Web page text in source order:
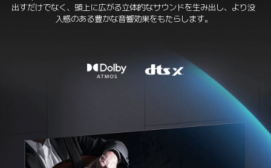
出すだけでなく、頭上に広がる立体的なサウンドを生み出し、より没
入感のある豊かな音響効果をもたらします。